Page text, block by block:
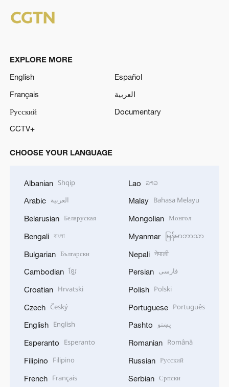
EXPLORE MORE
English
Español
Français
العربية
Русский
Documentary
CCTV+
CHOOSE YOUR LANGUAGE
Albanian Shqip
Arabic العربية
Belarusian Беларуская
Bengali বাংলা
Bulgarian Български
Cambodian ខ្មែរ
Croatian Hrvatski
Czech Český
English English
Esperanto Esperanto
Filipino Filipino
French Français
Lao ລາວ
Malay Bahasa Melayu
Mongolian Монгол
Myanmar မြန်မာဘာသာ
Nepali नेपाली
Persian فارسی
Polish Polski
Portuguese Português
Pashto پښتو
Romanian Română
Russian Русский
Serbian Српски